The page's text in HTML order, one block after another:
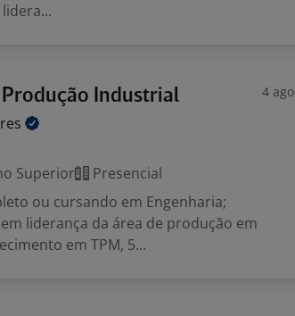
Produção Industrial 4 ago
Superior
Presencial
ou cursando em Engenharia;
liderança da área de produção em
em TPM, 5...